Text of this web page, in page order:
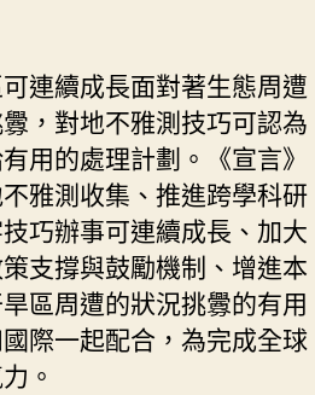
不
雅
測
國
際
會
議
召
開
查
包
連續成長面對著生態周遭
，對地不雅測技巧可認為
用的處理計劃。《宣言》
雅測收集、推進跨學科研
巧辦事可連續成長、加大
支撐與鼓勵機制、增進本
區周遭的狀況挑釁的有用
際一起配合，為完成全球
。